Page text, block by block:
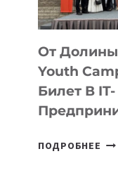
От
Youth
Билет В IT-
ПОДРОБНЕЕ ОТ